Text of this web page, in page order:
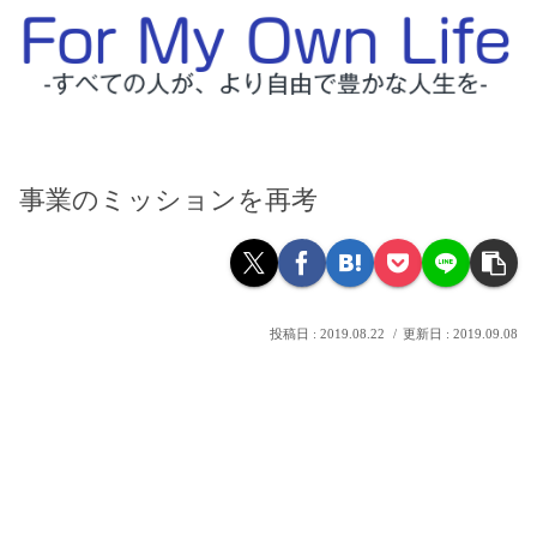
事業のミッションを再考
2019.08.22 2019.09.08